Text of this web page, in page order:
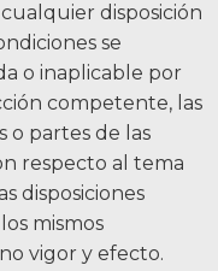
disposición
se
o inaplicable por
competente, las
o partes de las
respecto al tema
disposiciones
mismos
vigor y efecto.